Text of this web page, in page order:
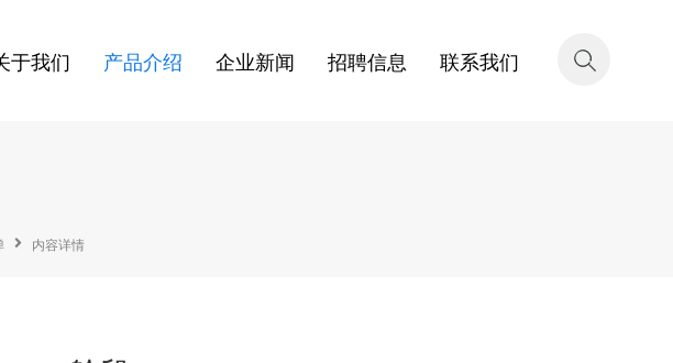
于我们 产品介绍 企业新闻 招聘信息 联系我们
内容详情